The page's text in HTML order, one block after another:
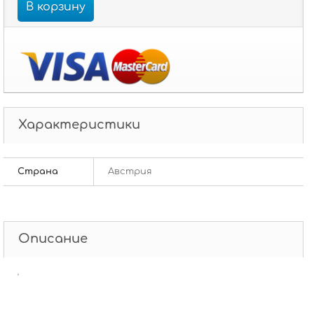
В корзину
Характеристики
Страна Австрия
Описание
'